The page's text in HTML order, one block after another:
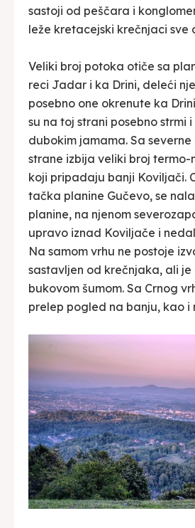
sastoji od peščara i
leže kretacejski krečnjaci sve
Veliki broj potoka otiče sa
reci Jadar i ka Drini, deleći
posebno one okrenute ka
su na toj strani posebno strmi
dubokim jamama. Sa
strane izbija veliki broj termo-
koji pripadaju banji Koviljači.
tačka planine Gučevo, se
planine, na njenom
upravo iznad Koviljače i
Na samom vrhu ne postoje
sastavljen od krečnjaka, ali
bukovom šumom. Sa Crnog
prelep pogled na banju, kao i